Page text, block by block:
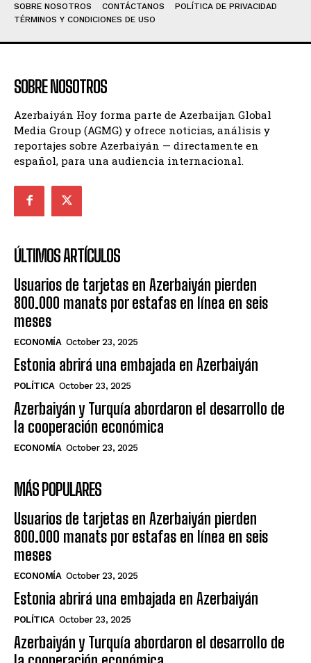
SOBRE NOSOTROS CONTÁCTANOS
POLÍTICA DE PRIVACIDAD
TÉRMINOS Y CONDICIONES DE USO
SOBRE NOSOTROS
Azerbaiyán Hoy forma parte de Azerbaijan Global
Media Group (AGMG) y ofrece noticias, análisis y
reportajes sobre Azerbaiyán — directamente en
español, para una audiencia internacional.
ÚLTIMOS ARTÍCULOS
Usuarios de tarjetas en Azerbaiyán pierden
800.000 manats por estafas en línea en seis
meses
ECONOMÍA October 23, 2025
Estonia abrirá una embajada en Azerbaiyán
POLÍTICA October 23, 2025
Azerbaiyán y Turquía abordaron el desarrollo de
la cooperación económica
ECONOMÍA October 23, 2025
MÁS POPULARES
Usuarios de tarjetas en Azerbaiyán pierden
800.000 manats por estafas en línea en seis
meses
ECONOMÍA October 23, 2025
Estonia abrirá una embajada en Azerbaiyán
POLÍTICA October 23, 2025
Azerbaiyán y Turquía abordaron el desarrollo de